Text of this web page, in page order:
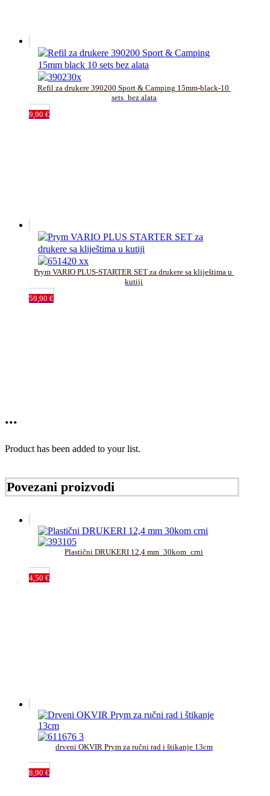
Refil za drukere 390200 Sport & Camping 15mm-black-10
sets_bez alata
9,90 €
Prym VARIO PLUS-STARTER SET za drukere sa kliještima u
kutiji
59,90 €
...
Product has been added to your list.
Povezani proizvodi
Plastični DRUKERI 12,4 mm_30kom_crni
4,50 €
drveni OKVIR Prym za ručni rad i štikanje 13cm﻿
8,90 €